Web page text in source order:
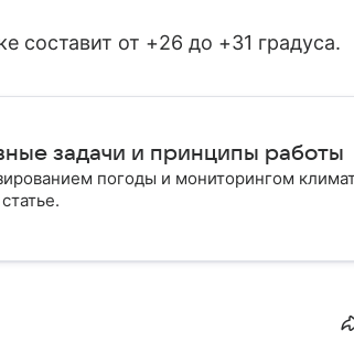
составит от +26 до +31 градуса.
задачи и принципы работы
погоды и мониторингом